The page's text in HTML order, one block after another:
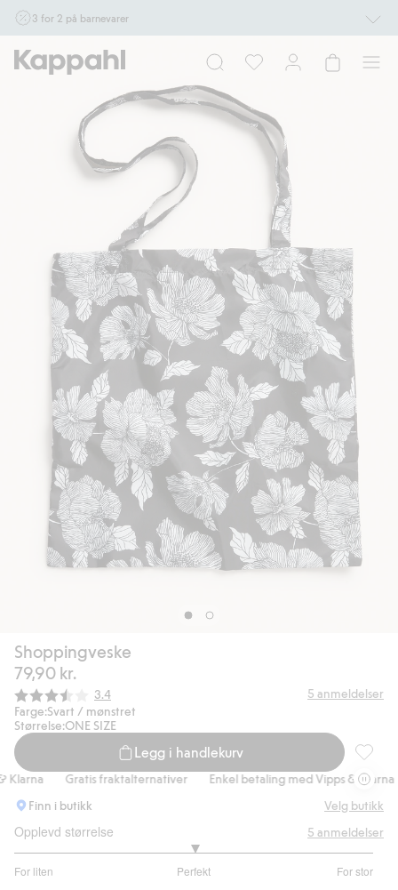
3 for 2 på barnevarer
17/8 i butikk & online for deg som er eller blir medlem. Kan ikke kombineres med
andre tilbud eller rabatter.
Handle nå
Shoppingveske
79,90 kr.
Gjennomsnittskarakter:
3.4 5 anmeldelser
Farge:Svart / mønstret
Størrelse:ONE SIZE
Legg i handlekurv
Gratis fraktalternativer
Enkel betaling med Vipps & Klarna
Finn i butikk
Velg butikk
Opplevd størrelse
For liten Perfekt For stor
av
5 anmeldelser